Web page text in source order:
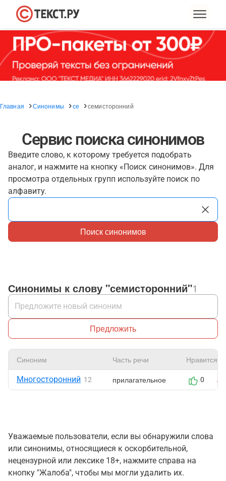
Главная Синонимы се семисторонний
Сервис поиска синонимов
Введите слово, к которому требуется подобрать
аналог, и нажмите на кнопку «Поиск синонимов». Для
просмотра отдельных групп используйте поиск по
алфавиту.
Поиск синонимов
Синонимы к слову "семисторонний"1
Предложить
Синоним Часть речи Нравится
Многосторонний 12 прилагательное 0
Уважаемые пользователи, если вы обнаружили слова
или синонимы, относящиеся к оскорбительной,
нецензурной или лексике 18+, нажмите справа на
кнопку "Жалоба", чтобы мы могли удалить их.